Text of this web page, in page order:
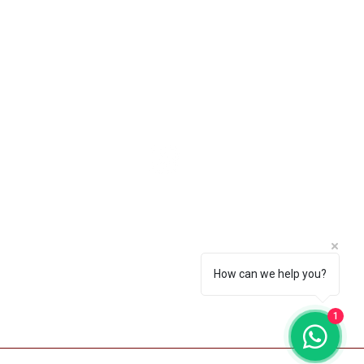
How can we help you?
1